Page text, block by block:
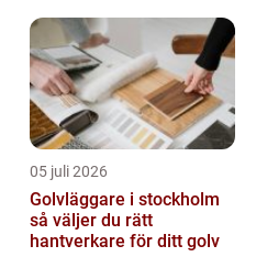
05 juli 2026
Golvläggare i stockholm
så väljer du rätt
hantverkare för ditt golv